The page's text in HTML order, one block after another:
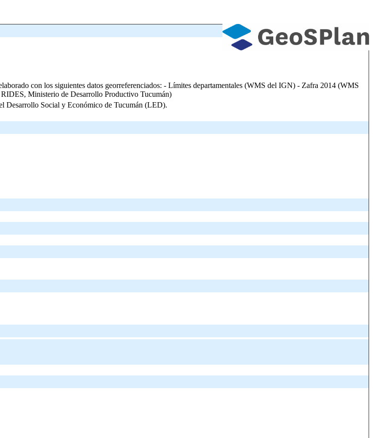
con los siguientes datos georreferenciados: - Límites departamentales (WMS del IGN) - Zafra 2014 (WMS
Ministerio de Desarrollo Productivo Tucumán)
Desarrollo Social y Económico de Tucumán (LED).